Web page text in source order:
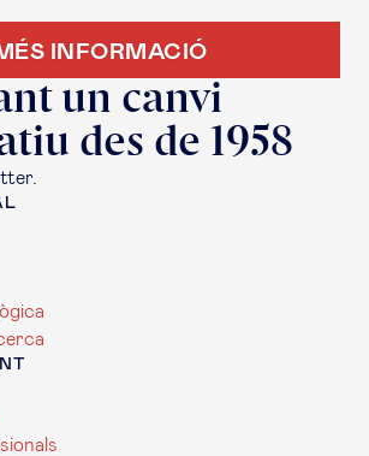
INFORMACIÓ
un canvi
des de 1958